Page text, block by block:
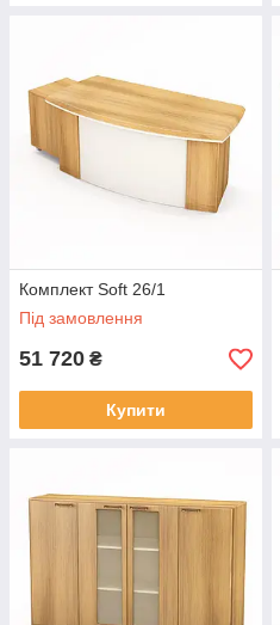
Комплект Soft 26/1
Під замовлення
51 720 ₴
Купити